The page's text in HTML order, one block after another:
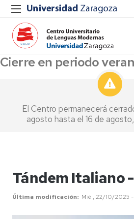
Cierre en periodo
El Centro permanecerá
agosto hasta el 16 de
Tándem Italiano
Última modificación Mié , 22/10/2025 -